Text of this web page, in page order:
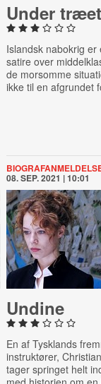
Under træet
Islandsk nabokrig er
satire over
de morsomme
ikke til en afgrundet
08. SEP. 2021 | 10:01
Undine
En af Tysklands
instruktører,
tager springet helt